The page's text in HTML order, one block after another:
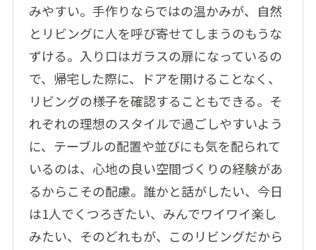
みやすい。手作りならではの温かみが、自然
とリビングに人を呼び寄せてしまうのもうな
ずける。入り口はガラスの扉になっているの
で、帰宅した際に、ドアを開けることなく、
リビングの様子を確認することもできる。そ
れぞれの理想のスタイルで過ごしやすいよう
に、テーブルの配置や並びにも気を配られて
いるのは、心地の良い空間づくりの経験があ
るからこその配慮。誰かと話がしたい、今日
は1人でくつろぎたい、みんでワイワイ楽し
みたい、そのどれもが、このリビングだから